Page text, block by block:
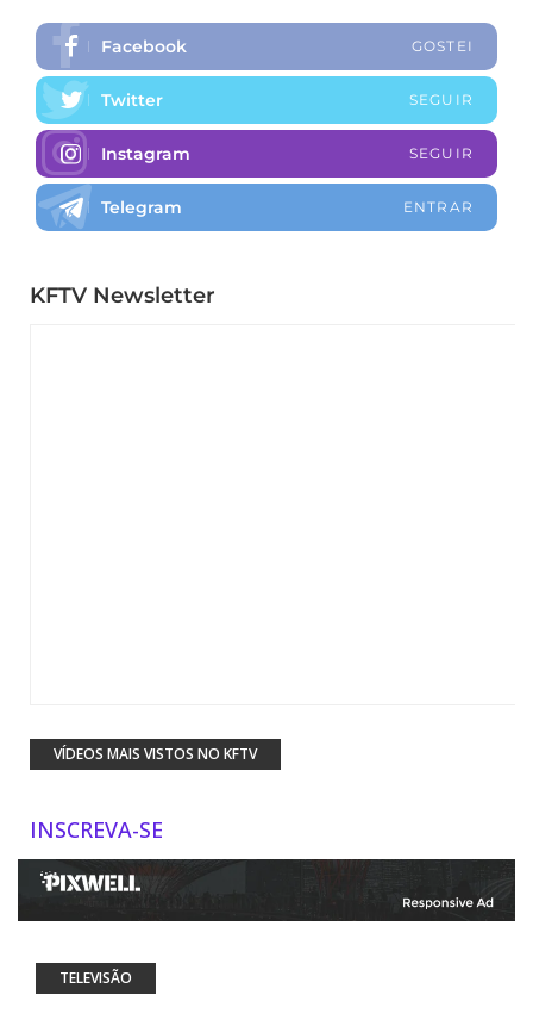
Facebook GOSTEI
Twitter SEGUIR
Instagram SEGUIR
Telegram ENTRAR
KFTV Newsletter
VÍDEOS MAIS VISTOS NO KFTV
INSCREVA-SE
TELEVISÃO